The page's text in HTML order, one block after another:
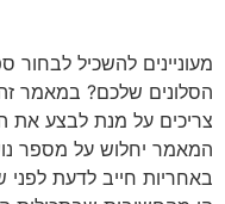
מעוניינים להשכיל
הסלונים שלכם? במאמר
צריכים על מנת לבצע את
המאמר יחלוש על מספר
באחריות חייב לדעת לפני